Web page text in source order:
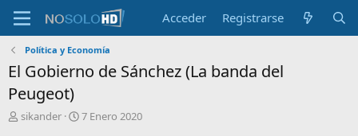
Acceder Registrarse
Política y Economía
El Gobierno de Sánchez (La banda del
Peugeot)
A
sikander
F
7 Enero 2020